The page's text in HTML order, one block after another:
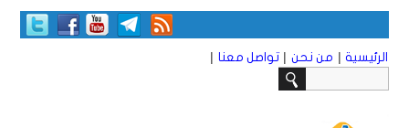
الرئيسية | من نحن | تواصل معنا |